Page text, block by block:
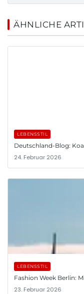
ÄHNLICHE
LEBENSSTIL
Deutschland-Blog:
24. Februar 2026
LEBENSSTIL
Fashion Week Berlin:
23. Februar 2026